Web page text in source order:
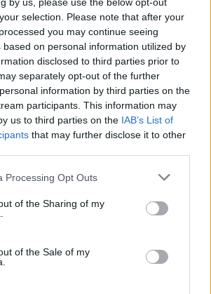
selection. Please note that after your
you may continue seeing
based on personal information utilized by
disclosed to third parties prior to
separately opt-out of the further
information by third parties on the
participants. This information may
us to third parties on the IAB’s List of
that may further disclose it to other
website/app uses one or more Google
or usage behaviour. You may click to
to Google and its third-party tags to
specified purposes in below Google
Processing Opt Outs
of the Sharing of my
of the Sale of my
tudi osnovnošolkaIza Zala
učenka 6. razreda flavte
na Koroškem. Za flavto se je
naključju, saj jo je pritegnil njen lesk,
pomemben del vsakdana. V
se je udeležila številnih mednarodnih
vsestranska – poleg flavte poje,
zasedbe Jazz mulci, obiskuje pa tudi
Glasbeni šoli Radlje ob Dravi. Tokrat